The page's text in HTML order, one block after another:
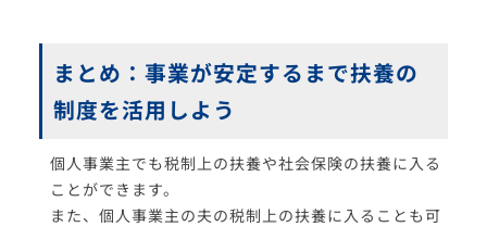
まとめ：事業が安定するまで扶養の
制度を活用しよう
個人事業主でも税制上の扶養や社会保険の扶養に入る
ことができます。
また、個人事業主の夫の税制上の扶養に入ることも可